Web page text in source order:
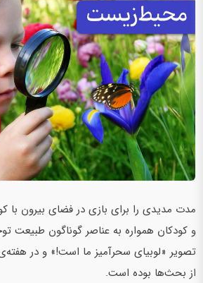
مدت مدیدی را برای بازی در فضای بیرون با
و کودکان همواره به عناصر گوناگون طبیعت
تصویر «لوبیای سحرآمیز ما است!» و در
از بحث‌ها بوده است.